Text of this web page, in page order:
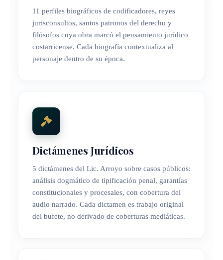
11 perfiles biográficos de codificadores, reyes
jurisconsultos, santos patronos del derecho y
filósofos cuya obra marcó el pensamiento jurídico
costarricense. Cada biografía contextualiza al
personaje dentro de su época.
Dictámenes Jurídicos
5 dictámenes del Lic. Arroyo sobre casos públicos:
análisis dogmático de tipificación penal, garantías
constitucionales y procesales, con cobertura del
audio narrado. Cada dictamen es trabajo original
del bufete, no derivado de coberturas mediáticas.